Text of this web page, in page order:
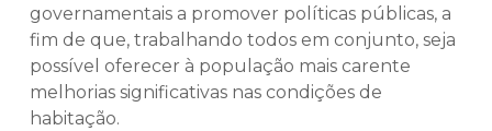
governamentais a promover políticas públicas, a
fim de que, trabalhando todos em conjunto, seja
possível oferecer à população mais carente
melhorias significativas nas condições de
habitação.